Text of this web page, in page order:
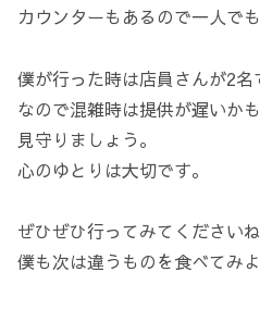
カウンターもあるので一人でも
僕が行った時は店員さんが2名
なので混雑時は提供が遅いか
見守りましょう。
心のゆとりは大切です。
ぜひぜひ行ってみてくださいね
僕も次は違うものを食べてみ